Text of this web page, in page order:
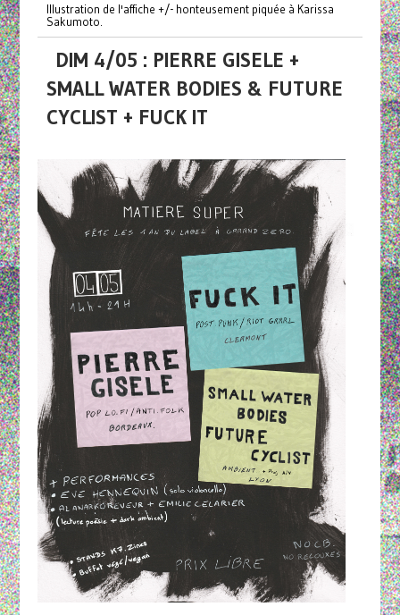
Illustration de l'affiche +/- honteusement piquée à Karissa
Sakumoto.
DIM 4/05 : PIERRE GISELE +
SMALL WATER BODIES & FUTURE
CYCLIST + FUCK IT